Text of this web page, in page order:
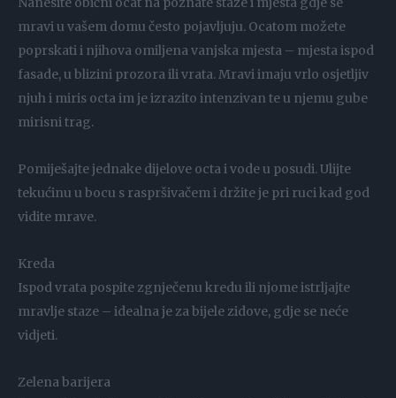
mravi u vašem domu često pojavljuju. Ocatom možete
poprskati i njihova omiljena vanjska mjesta – mjesta ispod
fasade, u blizini prozora ili vrata. Mravi imaju vrlo osjetljiv
njuh i miris octa im je izrazito intenzivan te u njemu gube
mirisni trag.
Pomiješajte jednake dijelove octa i vode u posudi. Ulijte
tekućinu u bocu s raspršivačem i držite je pri ruci kad god
vidite mrave.
Kreda
Ispod vrata pospite zgnječenu kredu ili njome istrljajte
mravlje staze – idealna je za bijele zidove, gdje se neće
vidjeti.
Zelena barijera